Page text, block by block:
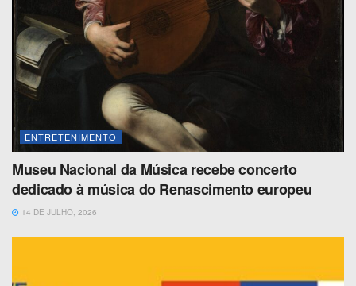
ENTRETENIMENTO
Museu Nacional da Música recebe concerto
dedicado à música do Renascimento europeu
14 DE JULHO, 2026